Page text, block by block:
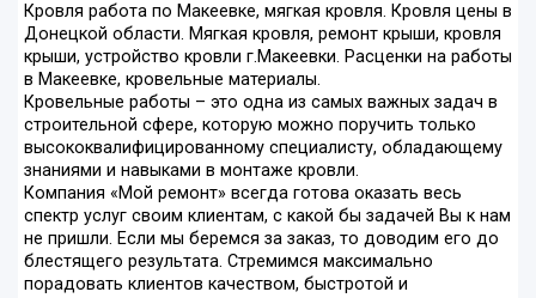
Кровля работа по Макеевке, мягкая кровля. Кровля цены в
Донецкой области. Мягкая кровля, ремонт крыши, кровля
крыши, устройство кровли г.Макеевки. Расценки на работы
в Макеевке, кровельные материалы.
Кровельные работы – это одна из самых важных задач в
строительной сфере, которую можно поручить только
высококвалифицированному специалисту, обладающему
знаниями и навыками в монтаже кровли.
Компания «Мой ремонт» всегда готова оказать весь
спектр услуг своим клиентам, с какой бы задачей Вы к нам
не пришли. Если мы беремся за заказ, то доводим его до
блестящего результата. Стремимся максимально
порадовать клиентов качеством, быстротой и